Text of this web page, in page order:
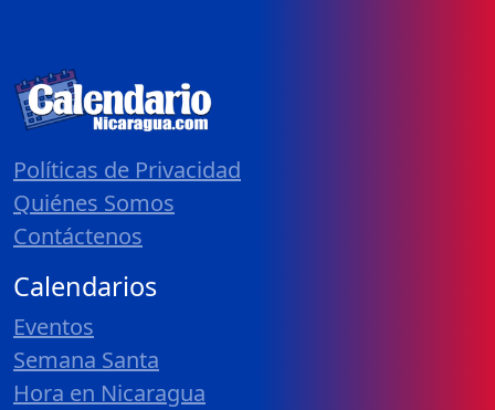
Políticas de Privacidad
Quiénes Somos
Contáctenos
Calendarios
Eventos
Semana Santa
Hora en Nicaragua